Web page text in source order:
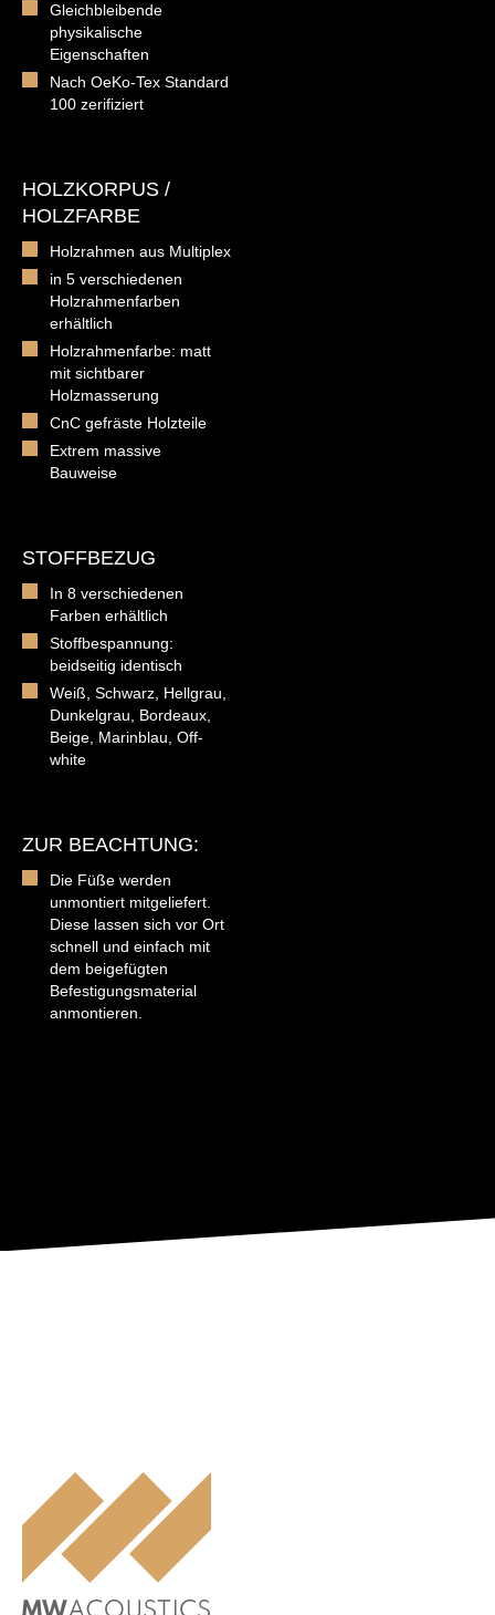
Gleichbleibende
physikalische
Eigenschaften
Nach OeKo-Tex Standard
100 zerifiziert
HOLZKORPUS /
HOLZFARBE
Holzrahmen aus Multiplex
in 5 verschiedenen
Holzrahmenfarben
erhältlich
Holzrahmenfarbe: matt
mit sichtbarer
Holzmasserung
CnC gefräste Holzteile
Extrem massive
Bauweise
STOFFBEZUG
In 8 verschiedenen
Farben erhältlich
Stoffbespannung:
beidseitig identisch
Weiß, Schwarz, Hellgrau,
Dunkelgrau, Bordeaux,
Beige, Marinblau, Off-
white
ZUR BEACHTUNG:
Die Füße werden
unmontiert mitgeliefert.
Diese lassen sich vor Ort
schnell und einfach mit
dem beigefügten
Befestigungsmaterial
anmontieren.